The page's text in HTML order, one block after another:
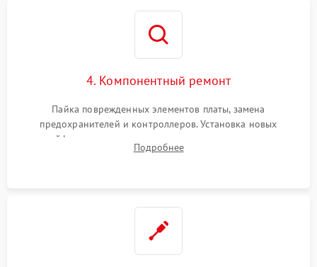
4. Компонентный ремонт
Пайка поврежденных элементов платы, замена
предохранителей и контроллеров. Установка новых
шлейфов, дисплея, механизма затвора или двигателя
автофокуса. Восстановление геометрии тубуса объектива
Подробнее